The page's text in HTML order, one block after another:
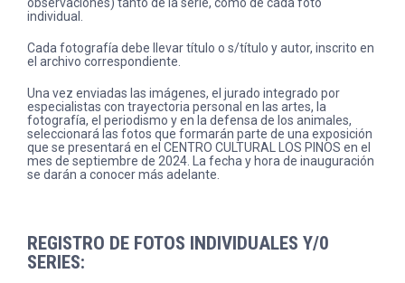
observaciones) tanto de la serie, como de cada foto
individual.
Cada fotografía debe llevar título o s/título y autor, inscrito en
el archivo correspondiente.
Una vez enviadas las imágenes, el jurado integrado por
especialistas con trayectoria personal en las artes, la
fotografía, el periodismo y en la defensa de los animales,
seleccionará las fotos que formarán parte de una exposición
que se presentará en el CENTRO CULTURAL LOS PINOS en el
mes de septiembre de 2024. La fecha y hora de inauguración
se darán a conocer más adelante.
REGISTRO DE FOTOS INDIVIDUALES Y/0
SERIES: